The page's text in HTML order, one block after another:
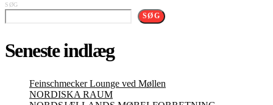
SØG
SØG
Seneste indlæg
Feinschmecker Lounge ved Møllen
NORDISKA RAUM